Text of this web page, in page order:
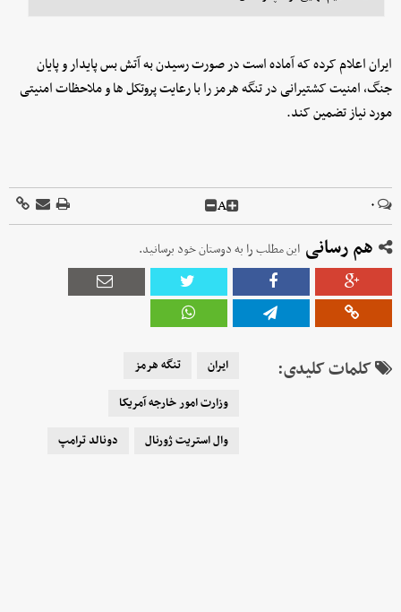
ایران اعلام کرده که آماده است در صورت رسیدن به آتش بس پایدار و پایان
جنگ، امنیت کشتیرانی در تنگه هرمز را با رعایت پروتکل ها و ملاحظات امنیتی
مورد نیاز تضمین کند.
۰ A
هم رسانی این مطلب را به دوستان خود برسانید.
کلمات کلیدی: ایران
تنگه هرمز
وزارت امور خارجه آمریکا
وال استریت ژورنال
دونالد ترامپ